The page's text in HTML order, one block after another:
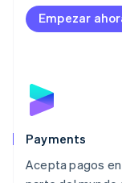
Empezar
Payments
Acepta pagos
English
Luxemburgo
Malta
English
Español
English